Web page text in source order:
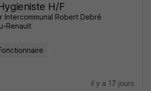
H/F
Intercommunal Robert Debré
Renault
il y a 17 jours